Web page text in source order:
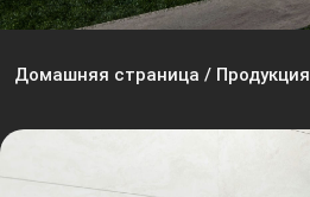
Домашняя страница / Продукция